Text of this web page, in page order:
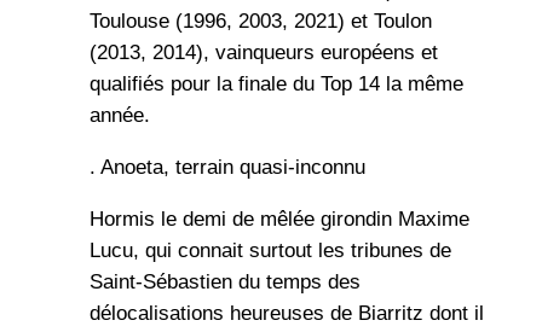
Toulouse (1996, 2003, 2021) et Toulon
(2013, 2014), vainqueurs européens et
qualifiés pour la finale du Top 14 la même
année.
. Anoeta, terrain quasi-inconnu
Hormis le demi de mêlée girondin Maxime
Lucu, qui connait surtout les tribunes de
Saint-Sébastien du temps des
délocalisations heureuses de Biarritz dont il